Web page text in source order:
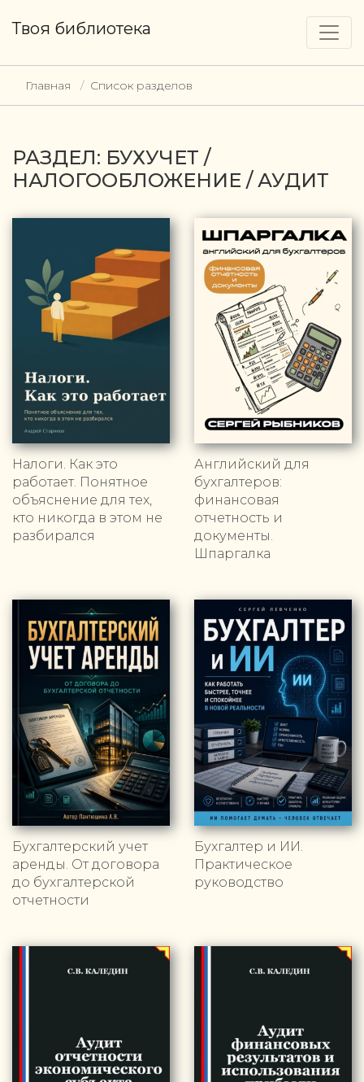
Твоя библиотека
Главная Список разделов
РАЗДЕЛ: БУХУЧЕТ /
НАЛОГООБЛОЖЕНИЕ / АУДИТ
Налоги. Как это
работает. Понятное
объяснение для тех,
кто никогда в этом не
разбирался
Английский для
бухгалтеров:
финансовая
отчетность и
документы.
Шпаргалка
Бухгалтерский учет
аренды. От договора
до бухгалтерской
отчетности
Бухгалтер и ИИ.
Практическое
руководство